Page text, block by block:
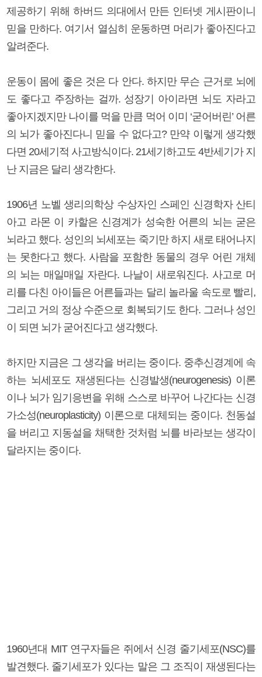
제공하기 위해 하버드 의대에서 만든 인터넷 게시판이니
믿을 만하다. 여기서 열심히 운동하면 머리가 좋아진다고
알려준다.
운동이 몸에 좋은 것은 다 안다. 하지만 무슨 근거로 뇌에
도 좋다고 주장하는 걸까. 성장기 아이라면 뇌도 자라고
좋아지겠지만 나이를 먹을 만큼 먹어 이미 ‘굳어버린’ 어른
의 뇌가 좋아진다니 믿을 수 없다고? 만약 이렇게 생각했
다면 20세기적 사고방식이다. 21세기하고도 4반세기가 지
난 지금은 달리 생각한다.
1906년 노벨 생리의학상 수상자인 스페인 신경학자 산티
아고 라몬 이 카할은 신경계가 성숙한 어른의 뇌는 굳은
뇌라고 했다. 성인의 뇌세포는 죽기만 하지 새로 태어나지
는 못한다고 했다. 사람을 포함한 동물의 경우 어린 개체
의 뇌는 매일매일 자란다. 나날이 새로워진다. 사고로 머
리를 다친 아이들은 어른들과는 달리 놀라울 속도로 빨리,
그리고 거의 정상 수준으로 회복되기도 한다. 그러나 성인
이 되면 뇌가 굳어진다고 생각했다.
하지만 지금은 그 생각을 버리는 중이다. 중추신경계에 속
하는 뇌세포도 재생된다는 신경발생(neurogenesis) 이론
이나 뇌가 임기응변을 위해 스스로 바꾸어 나간다는 신경
가소성(neuroplasticity) 이론으로 대체되는 중이다. 천동설
을 버리고 지동설을 채택한 것처럼 뇌를 바라보는 생각이
달라지는 중이다.
1960년대 MIT 연구자들은 쥐에서 신경 줄기세포(NSC)를
발견했다. 줄기세포가 있다는 말은 그 조직이 재생된다는